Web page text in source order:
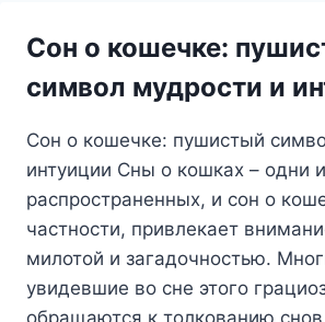
Сон о кошечке:
символ мудрости и
Сон о кошечке: пушистый
интуиции Сны о кошках – одни
распространенных, и сон о
частности, привлекает
милотой и загадочностью.
увидевшие во сне этого